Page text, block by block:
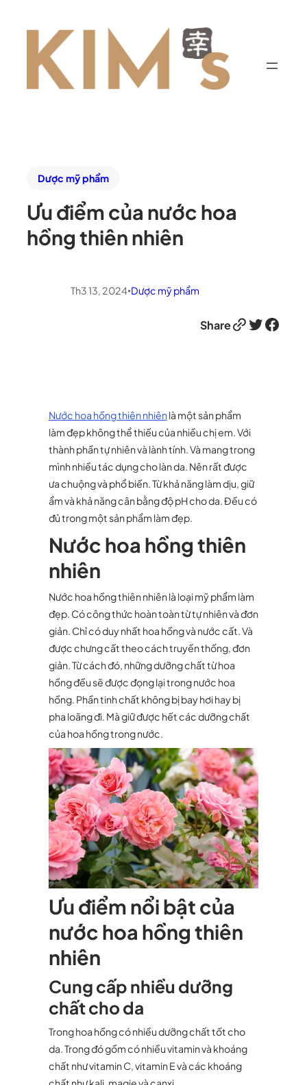
Dược mỹ phẩm
Ưu điểm của nước hoa
hồng thiên nhiên
Th3 13, 2024•Dược mỹ phẩm
ShareLink Twitter Facebook
Nước hoa hồng thiên nhiênlà một sản phẩm
làm đẹp không thể thiếu của nhiều chị em. Với
thành phần tự nhiên và lành tính. Và mang trong
mình nhiều tác dụng cho làn da. Nên rất được
ưa chuộng và phổ biến. Từ khả năng làm dịu, giữ
ẩm và khả năng cân bằng độ pH cho da. Đều có
đủ trong một sản phẩm làm đẹp.
Nước hoa hồng thiên
nhiên
Nước hoa hồng thiên nhiên là loại mỹ phẩm làm
đẹp. Có công thức hoàn toàn từ tự nhiên và đơn
giản. Chỉ có duy nhất hoa hồng và nước cất. Và
được chưng cất theo cách truyền thống, đơn
giản. Từ cách đó, những dưỡng chất từ hoa
hồng đều sẽ được đọng lại trong nước hoa
hồng. Phần tinh chất không bị bay hơi hay bị
pha loãng đi. Mà giữ được hết các dưỡng chất
của hoa hồng trong nước.
Ưu điểm nổi bật của
nước hoa hồng thiên
nhiên
Cung cấp nhiều dưỡng
chất cho da
Trong hoa hồng có nhiều dưỡng chất tốt cho
da. Trong đó gồm có nhiều vitamin và khoáng
chất như vitamin C, vitamin E và các khoáng